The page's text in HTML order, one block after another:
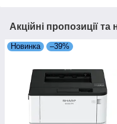
Акційні пропозиції та
Новинка –39%